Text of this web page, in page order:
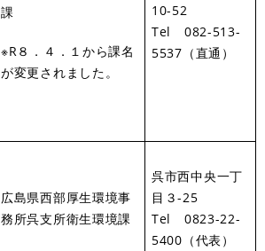
課
※R８．４．１から課名
が変更されました。
10-52
Tel 082-513-
5537（直通）
広島県西部厚生環境事
務所呉支所衛生環境課
呉市西中央一丁
目３-25
Tel 0823-22-
5400（代表）